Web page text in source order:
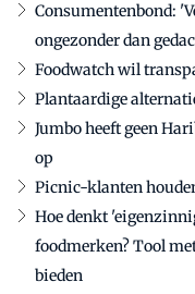
Consumentenbond:
ongezonder dan
Foodwatch wil
Plantaardige
Jumbo heeft geen
op
Picnic-klanten
Hoe denkt
foodmerken? Tool
bieden